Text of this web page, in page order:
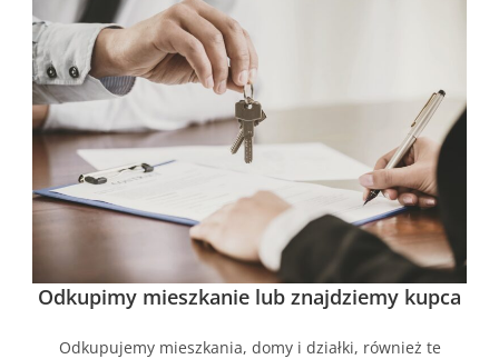
Odkupimy mieszkanie lub znajdziemy kupca
Odkupujemy mieszkania, domy i działki, również te